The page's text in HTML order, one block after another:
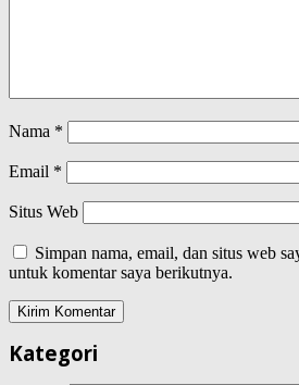
Nama *
Email *
Situs Web
Simpan nama, email, dan situs web
untuk komentar saya berikutnya.
Kategori